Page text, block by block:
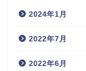
2024年1月
2022年7月
2022年6月